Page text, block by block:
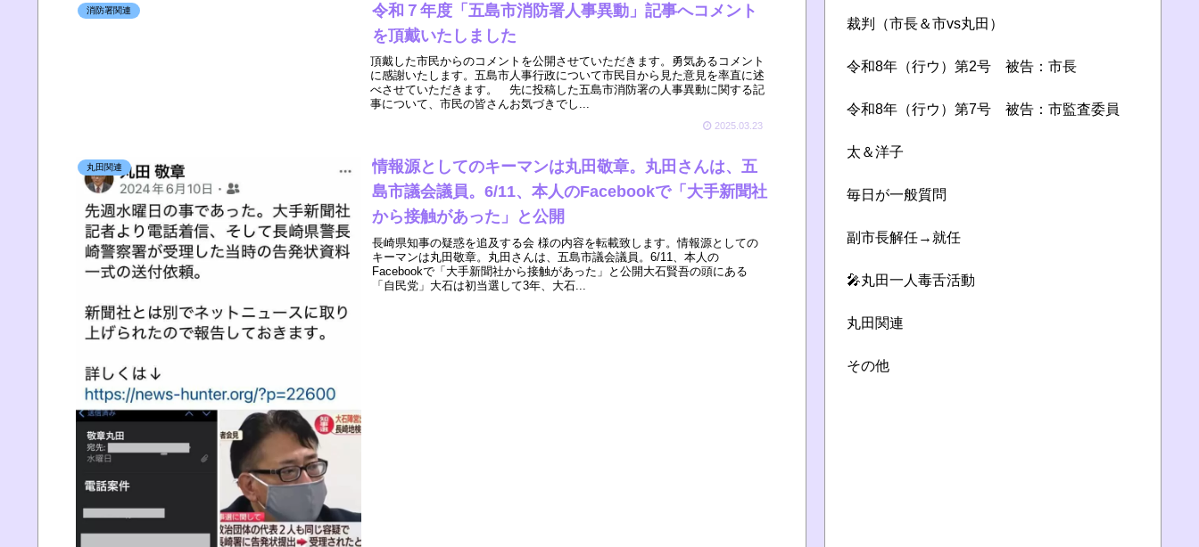
消防署関連
令和７年度「五島市消防署人事異動」記事へコメント
を頂戴いたしました
頂戴した市民からのコメントを公開させていただきます。勇気あるコメント
に感謝いたします。五島市人事行政について市民目から見た意見を率直に述
べさせていただきます。 先に投稿した五島市消防署の人事異動に関する記
事について、市民の皆さんお気づきでし...
2025.03.23
丸田関連
情報源としてのキーマンは丸田敬章。丸田さんは、五
島市議会議員。6/11、本人のFacebookで「大手新聞社
から接触があった」と公開
長崎県知事の疑惑を追及する会 様の内容を転載致します。情報源としての
キーマンは丸田敬章。丸田さんは、五島市議会議員。6/11、本人の
Facebookで「大手新聞社から接触があった」と公開大石賢吾の頭にある
「自民党」大石は初当選して3年、大石...
裁判（市長＆市vs丸田）
令和8年（行ウ）第2号 被告：市長
令和8年（行ウ）第7号 被告：市監査委員
太＆洋子
毎日が一般質問
副市長解任→就任
🎤丸田一人毒舌活動
丸田関連
その他